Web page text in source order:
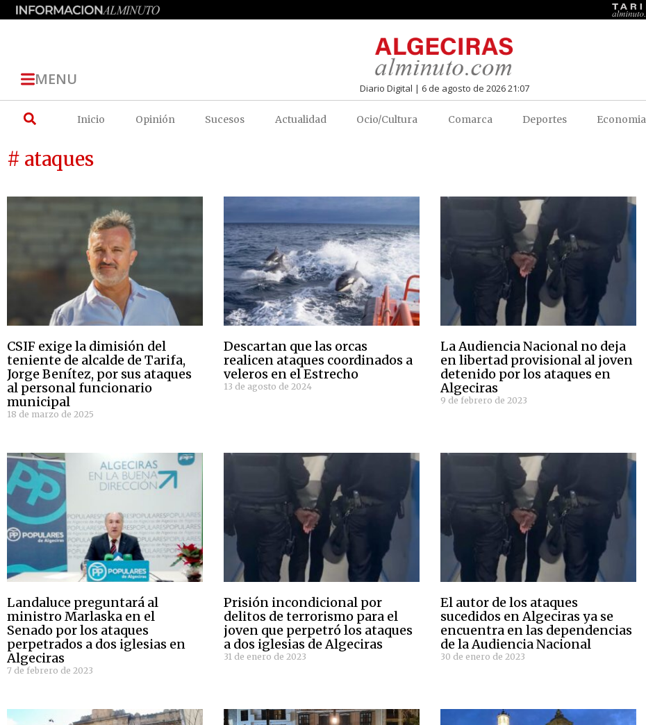
MENU Diario Digital | 6 de agosto de 2026 21:07
Inicio Opinión Sucesos Actualidad Ocio/Cultura Comarca Deportes Economia
# ataques
CSIF exige la dimisión del
teniente de alcalde de Tarifa,
Jorge Benítez, por sus ataques
al personal funcionario
municipal
18 de marzo de 2025
Descartan que las orcas
realicen ataques coordinados a
veleros en el Estrecho
13 de agosto de 2024
La Audiencia Nacional no deja
en libertad provisional al joven
detenido por los ataques en
Algeciras
9 de febrero de 2023
Landaluce preguntará al
ministro Marlaska en el
Senado por los ataques
perpetrados a dos iglesias en
Algeciras
7 de febrero de 2023
Prisión incondicional por
delitos de terrorismo para el
joven que perpetró los ataques
a dos iglesias de Algeciras
31 de enero de 2023
El autor de los ataques
sucedidos en Algeciras ya se
encuentra en las dependencias
de la Audiencia Nacional
30 de enero de 2023